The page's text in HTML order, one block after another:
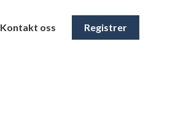
Kontakt oss Registrer